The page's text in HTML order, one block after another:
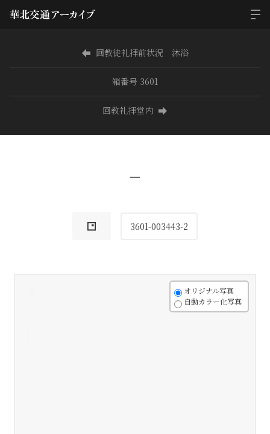
回教徒礼拝前状況 沐浴
箱番号 3601
回教礼拝堂内
−
3601-003443-2
オリジナル写真
自動カラー化写真